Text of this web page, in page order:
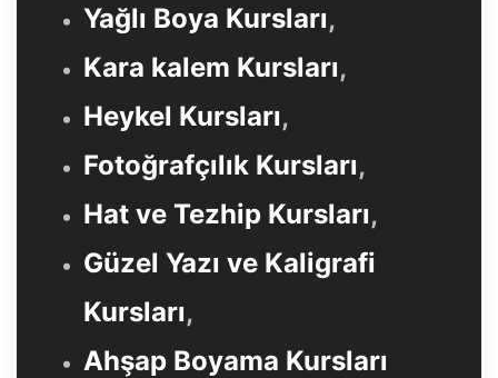
Yağlı Boya Kursları,
Kara kalem Kursları,
Heykel Kursları,
Fotoğrafçılık Kursları,
Hat ve Tezhip Kursları,
Güzel Yazı ve Kaligrafi
Kursları,
Ahşap Boyama Kursları